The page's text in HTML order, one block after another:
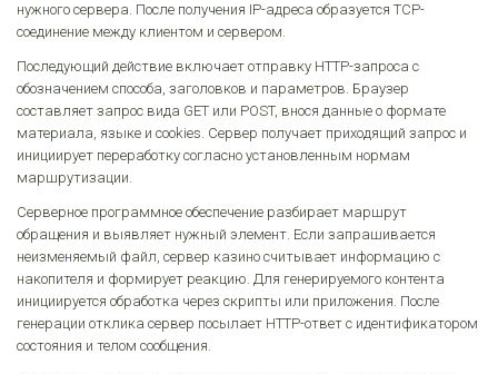
нужного сервера. После получения IP-адреса образуется TCP-
соединение между клиентом и сервером.
Последующий действие включает отправку HTTP-запроса с
обозначением способа, заголовков и параметров. Браузер
составляет запрос вида GET или POST, внося данные о формате
материала, языке и cookies. Сервер получает приходящий запрос и
инициирует переработку согласно установленным нормам
маршрутизации.
Серверное программное обеспечение разбирает маршрут
обращения и выявляет нужный элемент. Если запрашивается
неизменяемый файл, сервер казино считывает информацию с
накопителя и формирует реакцию. Для генерируемого контента
инициируется обработка через скрипты или приложения. После
генерации отклика сервер посылает HTTP-ответ с идентификатором
состояния и телом сообщения.